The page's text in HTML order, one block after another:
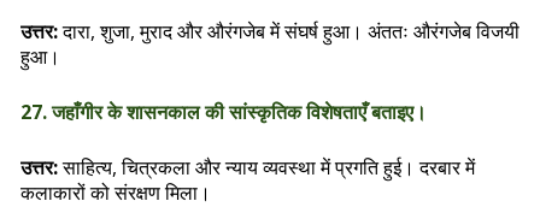
उत्तर:दारा, शुजा, मुराद और औरंगजेब में संघर्ष हुआ। अंततः औरंगजेब विजयी
हुआ।
27. जहाँगीर के शासनकाल की सांस्कृतिक विशेषताएँ बताइए।
उत्तर:साहित्य, चित्रकला और न्याय व्यवस्था में प्रगति हुई। दरबार में
कलाकारों को संरक्षण मिला।